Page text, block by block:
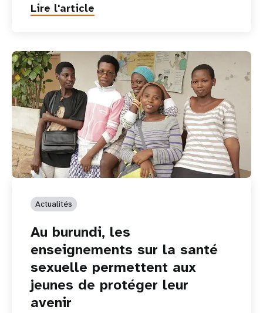
Lire l'article
Actualités
Au burundi, les
enseignements sur la santé
sexuelle permettent aux
jeunes de protéger leur
avenir